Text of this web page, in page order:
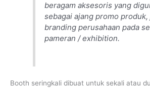
beragam aksesoris yang
sebagai ajang promo produk,
branding perusahaan pada
pameran / exhibition.
Booth seringkali dibuat untuk sekali atau